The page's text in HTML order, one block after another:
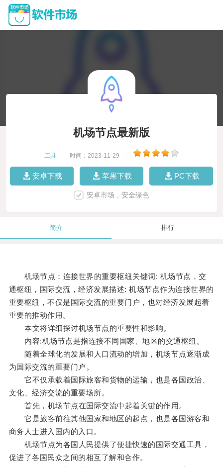
机场节点最新版
工具 时间：2023-11-29
安卓下载 苹果下载 PC下载
安卓市场，安全绿色
简介 排行
机场节点：连接世界的重要枢纽关键词: 机场节点，交
通枢纽，国际交流，经济发展描述: 机场节点作为连接世界的
重要枢纽，不仅是国际交流的重要门户，也对经济发展起着
重要的推动作用。
本文将详细探讨机场节点的重要性和影响。
内容:机场节点是指连接不同国家、地区的交通枢纽。
随着全球化的发展和人口流动的增加，机场节点逐渐成
为国际交流的重要门户。
它不仅承载着国际旅客和货物的运输，也是各国政治、
文化、经济交流的重要场所。
首先，机场节点在国际交流中起着关键的作用。
它是旅客前往其他国家和地区的起点，也是各国游客和
商务人士进入国内的入口。
机场节点为各国人民提供了便捷快速的国际交通工具，
促进了各国民众之间的相互了解和合作。